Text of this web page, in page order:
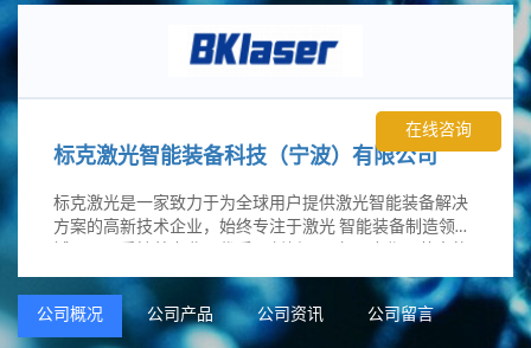
在线咨询
标克激光智能装备科技（宁波）有限公司
标克激光是一家致力于为全球用户提供激光智能装备解决
方案的高新技术企业，始终专注于激光 智能装备制造领
经营理念...
公司概况 公司产品 公司资讯 公司留言